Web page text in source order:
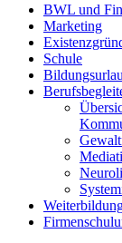
BWL und
Marketing
Schule